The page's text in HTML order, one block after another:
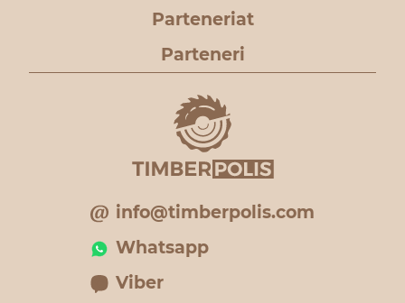
Parteneriat
Parteneri
info@timberpolis.com
Whatsapp
Viber